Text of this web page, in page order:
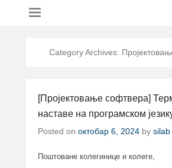
Category Archives:
[Пројектовање софтвера]
наставе на програмском
Posted on октобар 6, 2024 by silab
Поштоване колегинице и колеге,